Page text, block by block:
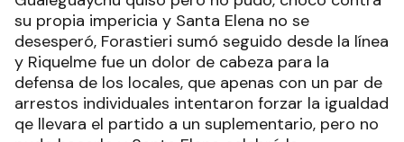
su propia impericia y Santa Elena no se
desesperó, Forastieri sumó seguido desde la línea
y Riquelme fue un dolor de cabeza para la
defensa de los locales, que apenas con un par de
arrestos individuales intentaron forzar la igualdad
qe llevara el partido a un suplementario, pero no